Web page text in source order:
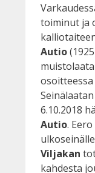
toiminut ja
Autio
6.10.2018
Autio.
Viljakan
kahdesta